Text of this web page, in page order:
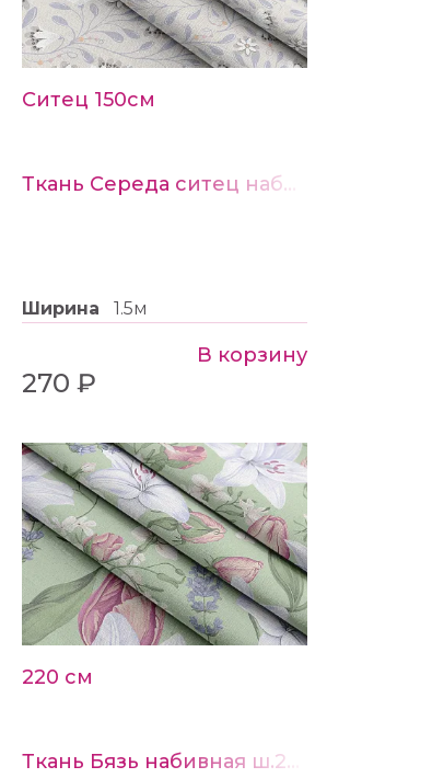
Ситец 150см
Ткань Середа ситец набивной ш.150см рис.22138-1
Ширина 1.5м
270 ₽
В корзину
220 см
Ткань Бязь набивная ш.220см рис.22079-1